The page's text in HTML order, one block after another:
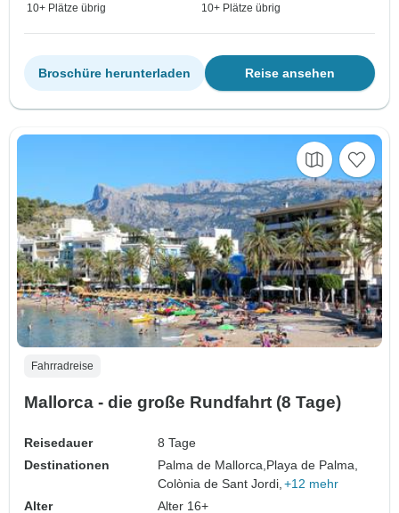
10+ Plätze übrig 10+ Plätze übrig
Reise ansehen
Broschüre herunterladen
Fahrradreise
Mallorca - die große Rundfahrt (8 Tage)
Reisedauer
8 Tage
Destinationen
Palma de Mallorca, Playa de Palma,
Colònia de Sant Jordi, +12 mehr
Alter
Alter 16+